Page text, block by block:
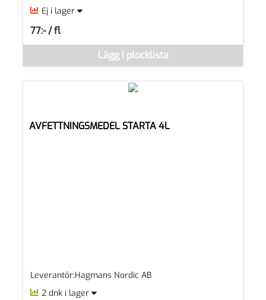
Ej i lager
Denna vara går inte att beställa via webben just nu, vänligen
Lägg i plocklista
77:- / fl
SEK per FL
AVFETTNINGSMEDEL STARTA 4L
Leverantör:Hagmans Nordic AB
2 dnk i lager